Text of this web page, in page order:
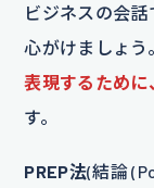
ビジネスの会
心がけましょう
表現するため
す。
PREP法(結論